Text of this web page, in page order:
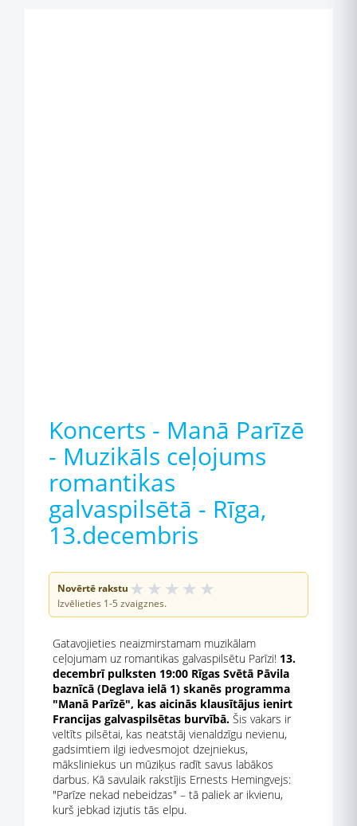
Koncerts - Manā Parīzē
- Muzikāls ceļojums
romantikas
galvaspilsētā - Rīga,
13.decembris
Novērtē rakstu ★ ★ ★ ★ ★
Izvēlieties 1-5 zvaigznes.
Gatavojieties neaizmirstamam muzikālam
ceļojumam uz romantikas galvaspilsētu Parīzi! 13.
decembrī pulksten 19:00 Rīgas Svētā Pāvila
baznīcā (Deglava ielā 1) skanēs programma
"Manā Parīzē", kas aicinās klausītājus ienirt
Francijas galvaspilsētas burvībā. Šis vakars ir
veltīts pilsētai, kas neatstāj vienaldzīgu nevienu,
gadsimtiem ilgi iedvesmojot dzejniekus,
māksliniekus un mūziķus radīt savus labākos
darbus. Kā savulaik rakstījis Ernests Hemingvejs:
"Parīze nekad nebeidzas" – tā paliek ar ikvienu,
kurš jebkad izjutis tās elpu.